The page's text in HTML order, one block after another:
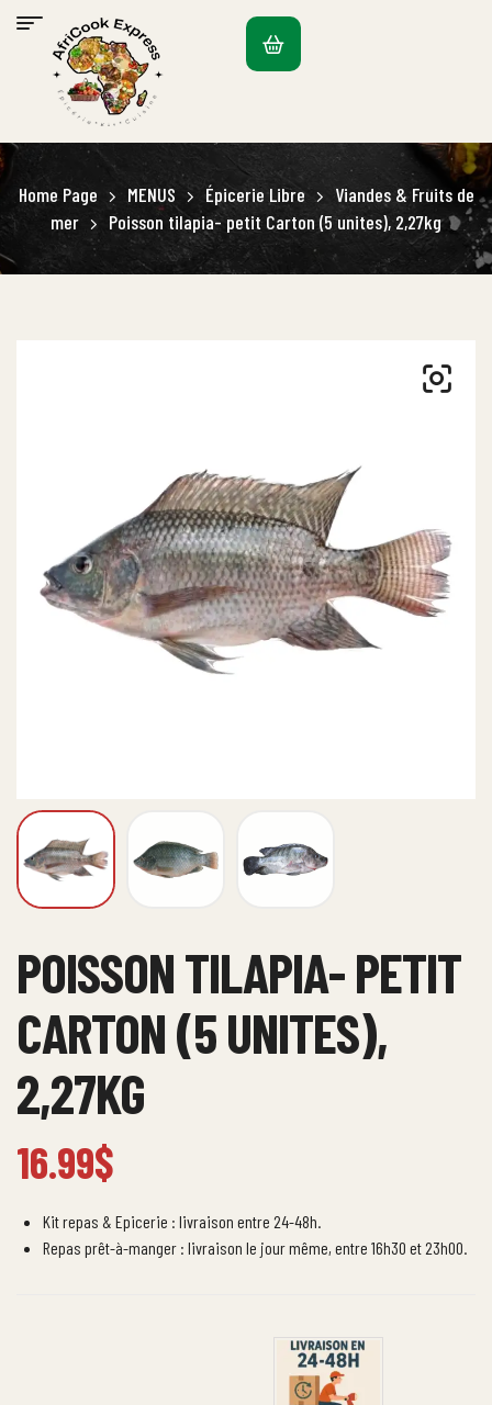
Home Page MENUS Épicerie Libre
Viandes & Fruits de
mer
Poisson tilapia- petit Carton (5 unites), 2,27kg
POISSON TILAPIA- PETIT
CARTON (5 UNITES),
2,27KG
16.99$
Kit repas & Epicerie : livraison entre 24-48h.
Repas prêt-à-manger : livraison le jour même, entre 16h30 et 23h00.